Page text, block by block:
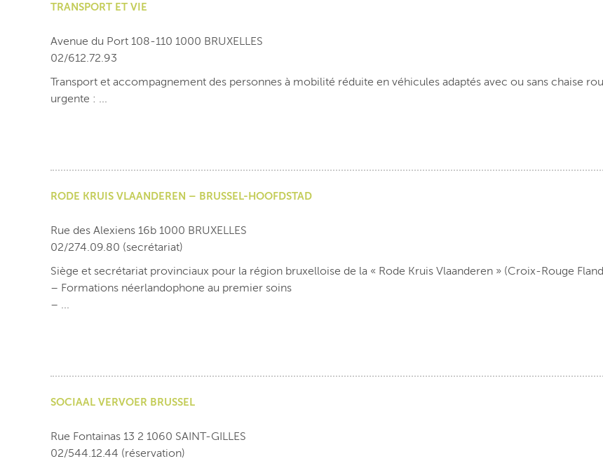
TRANSPORT ET VIE
Avenue du Port 108-110 1000 BRUXELLES
02/612.72.93
Transport et accompagnement des personnes à mobilité réduite en véhicules adaptés avec ou sans chaise
urgente : ...
RODE KRUIS VLAANDEREN – BRUSSEL-HOOFDSTAD
Rue des Alexiens 16b 1000 BRUXELLES
02/274.09.80 (secrétariat)
Siège et secrétariat provinciaux pour la région bruxelloise de la « Rode Kruis Vlaanderen » (Croix-Rouge
– Formations néerlandophone au premier soins
– ...
SOCIAAL VERVOER BRUSSEL
Rue Fontainas 13 2 1060 SAINT-GILLES
02/544.12.44 (réservation)